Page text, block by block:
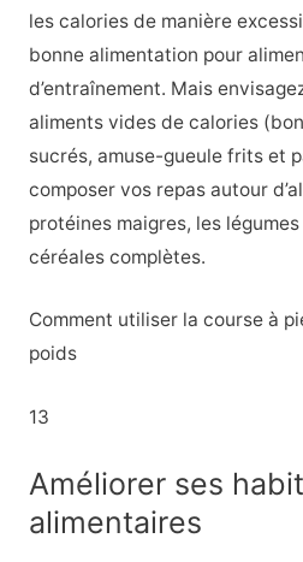
les calories de manière
bonne alimentation pour
d’entraînement. Mais
aliments vides de calories
sucrés, amuse-gueule frits et
composer vos repas autour
protéines maigres, les
céréales complètes.
Comment utiliser la course à
poids
13
Améliorer ses
alimentaires